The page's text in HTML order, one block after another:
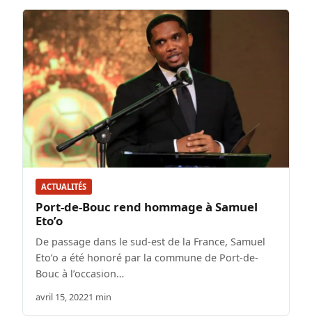
ACTUALITÉS
Port-de-Bouc rend hommage à Samuel
Eto’o
De passage dans le sud-est de la France, Samuel
Eto’o a été honoré par la commune de Port-de-
Bouc à l’occasion…
avril 15, 20221 min